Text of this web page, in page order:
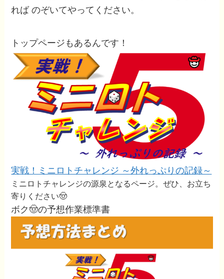
れば のぞいてやってください。
トップページもあるんです！
実戦！ミニロトチャレンジ ～外れっぷりの記録～
ミニロトチャレンジの源泉となるページ。ぜひ、お立ち
寄りください🤠
ボク🤠の予想作業標準書